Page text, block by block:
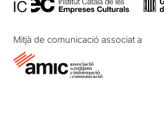
Mitjà de comunicació associat a